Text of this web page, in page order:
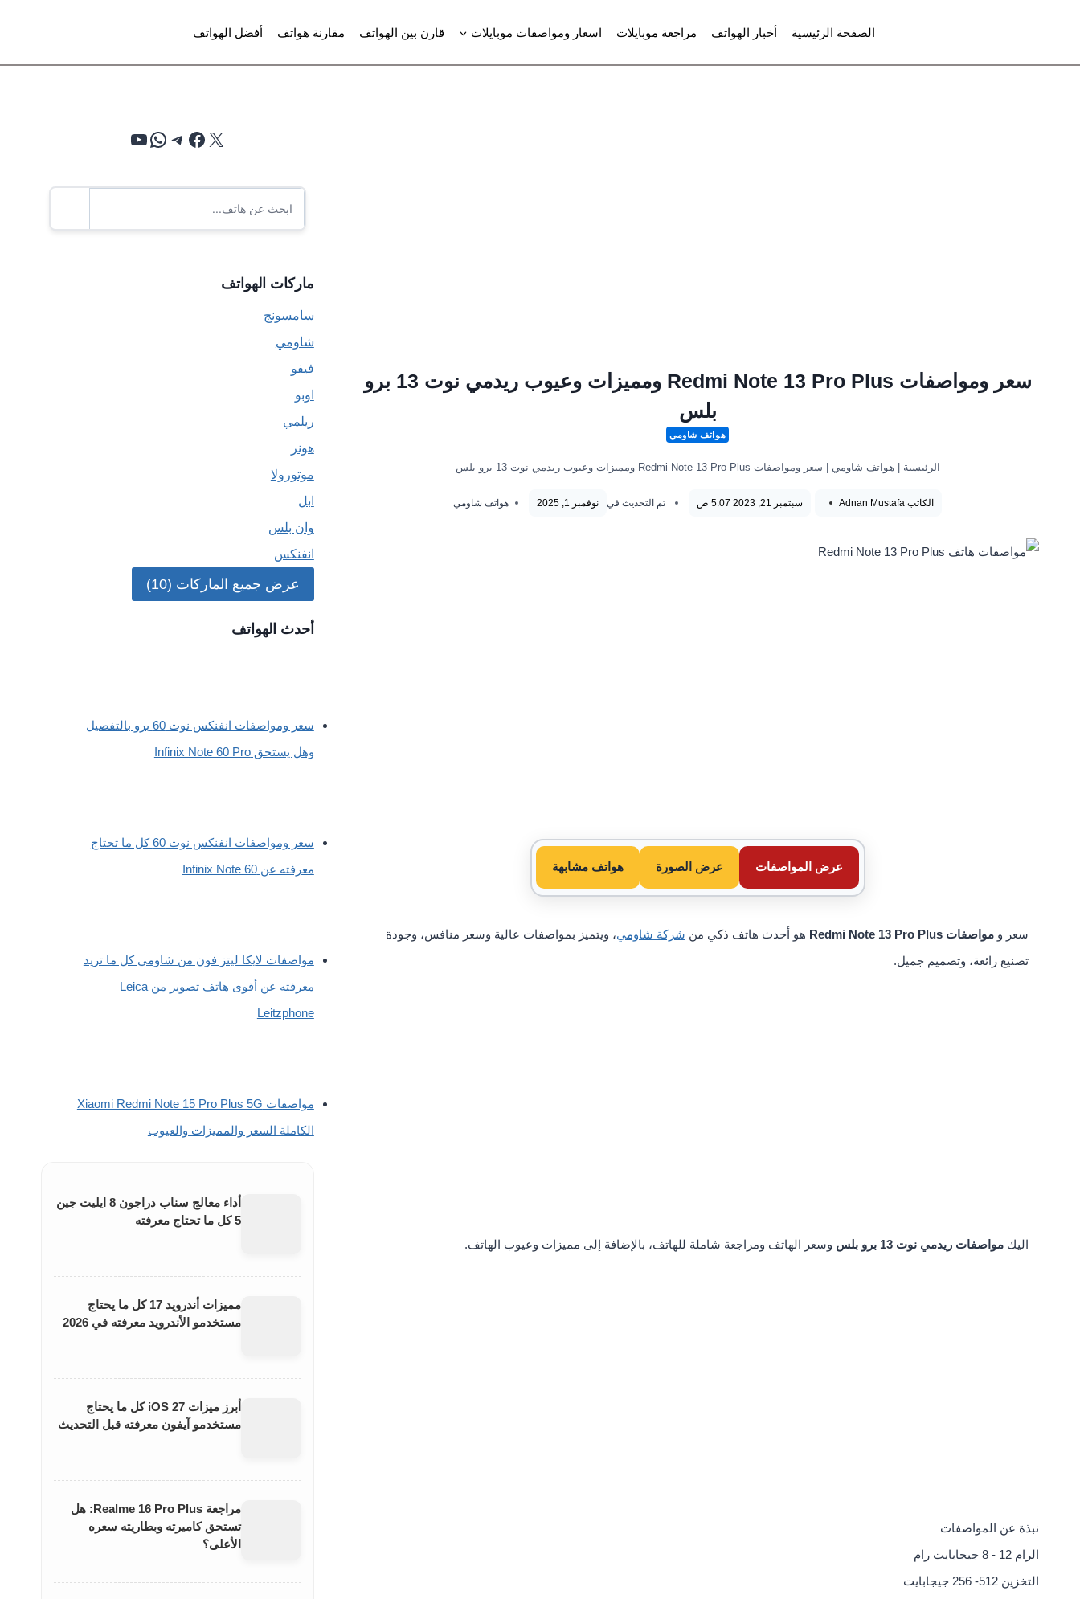
المحتوى
الصفحة الرئيسية أخبار الهواتف مراجعة موبايلات اسعار ومواصفات موبايلات قارن بين الهواتف مقارنة هواتف أفضل الهواتف
سعر ومواصفات Redmi Note 13 Pro Plus ومميزات وعيوب ريدمي نوت 13 برو
بلس
هواتف شاومي
الرئيسية هواتف شاومي سعر ومواصفات Redmi Note 13 Pro Plus ومميزات وعيوب ريدمي نوت 13 برو بلس
الكاتب Adnan Mustafa سبتمبر 21, 2023 5:07 ص تم التحديث في نوفمبر 1, 2025 هواتف شاومي
عرض المواصفات عرض الصورة هواتف مشابهة
سعر و مواصفات Redmi Note 13 Pro Plus هو أحدث هاتف ذكي من شركة شاومي، ويتميز بمواصفات عالية وسعر منافس، وجودة
تصنيع رائعة، وتصميم جميل.
اليكمواصفاتريدمي نوت 13 برو بلس وسعر الهاتف ومراجعة شاملة للهاتف، بالإضافة إلى مميزات وعيوب الهاتف.
نبذة عن المواصفات
الرام 12 - 8 جيجابايت رام
التخزين 512- 256 جيجابايت
إكسفيسبوك
تيليجرام
واتساب
يوتيوب
ماركات الهواتف
سامسونج
شاومي
فيفو
اوبو
ريلمي
هونر
موتورولا
ابل
وان بلس
انفنكس
عرض جميع الماركات (10)
أحدث الهواتف
سعر ومواصفات انفنكس نوت 60 برو بالتفصيل
وهل يستحق Infinix Note 60 Pro
سعر ومواصفات انفنكس نوت 60 كل ما تحتاج
معرفته عن Infinix Note 60
مواصفات لايكا ليتز فون من شاومي كل ما تريد
معرفته عن أقوى هاتف تصوير من Leica
Leitzphone
مواصفات Xiaomi Redmi Note 15 Pro Plus 5G
الكاملة السعر والمميزات والعيوب
أداء معالج سناب دراجون 8 ايليت جين
5 كل ما تحتاج معرفته
مميزات أندرويد 17 كل ما يحتاج
مستخدمو الأندرويد معرفته في 2026
أبرز ميزات iOS 27 كل ما يحتاج
مستخدمو آيفون معرفته قبل التحديث
مراجعة Realme 16 Pro Plus: هل
تستحق كاميرته وبطاريته سعره
الأعلى؟